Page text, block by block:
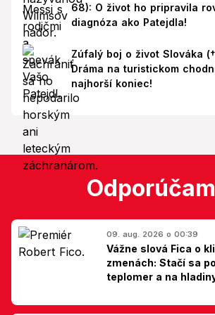
68): O život ho pripravila
diagnóza ako Patejdla!
Zúfalý boj o život Slováka
Dráma na turistickom
najhorší koniec!
09. aug. 2026 o 00:39
Vážne slová Fica o
zmenách: Stačí sa
teplomer a na